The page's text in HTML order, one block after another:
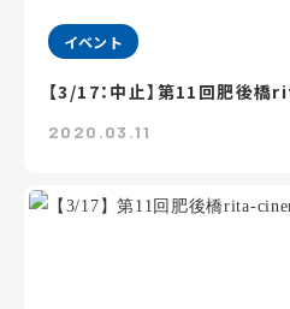
イベント
【3/17：中止】第11回肥後
2020.03.11